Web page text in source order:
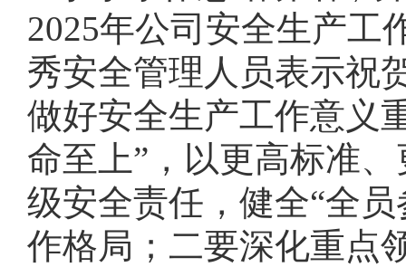
2025年公司安全生产工
秀安全管理人员表示祝
做好安全生产工作意义
命至上”，以更高标准
级安全责任，健全“全
作格局；二要深化重点